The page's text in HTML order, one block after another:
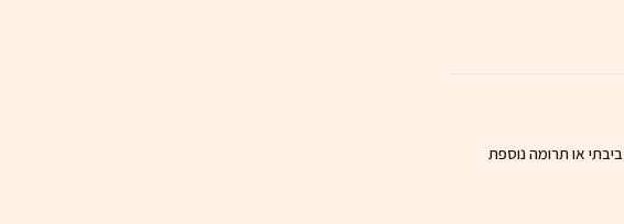
או תרומה נוספת